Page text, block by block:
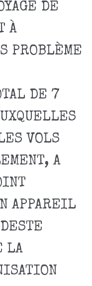
DE
À
PROBLÈME
DE 7
VOLS
A
APPAREIL
LA